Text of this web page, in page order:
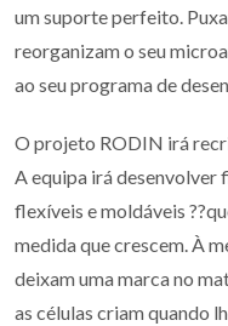
um suporte perfeito.
reorganizam o seu
ao seu programa de
O projeto RODIN irá
A equipa irá
flexíveis e moldáveis
medida que crescem. À
deixam uma marca no
as células criam quando